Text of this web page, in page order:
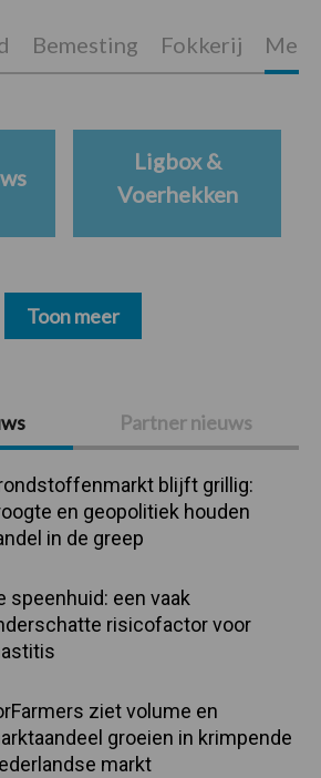
Partner nieuws
blijft grillig:
en geopolitiek houden
in de greep
speenhuid: een vaak
risicofactor voor
ziet volume en
groeien in krimpende
markt
Bemesting Fokkerij
Ligbox &
Voerhekken
Toon meer